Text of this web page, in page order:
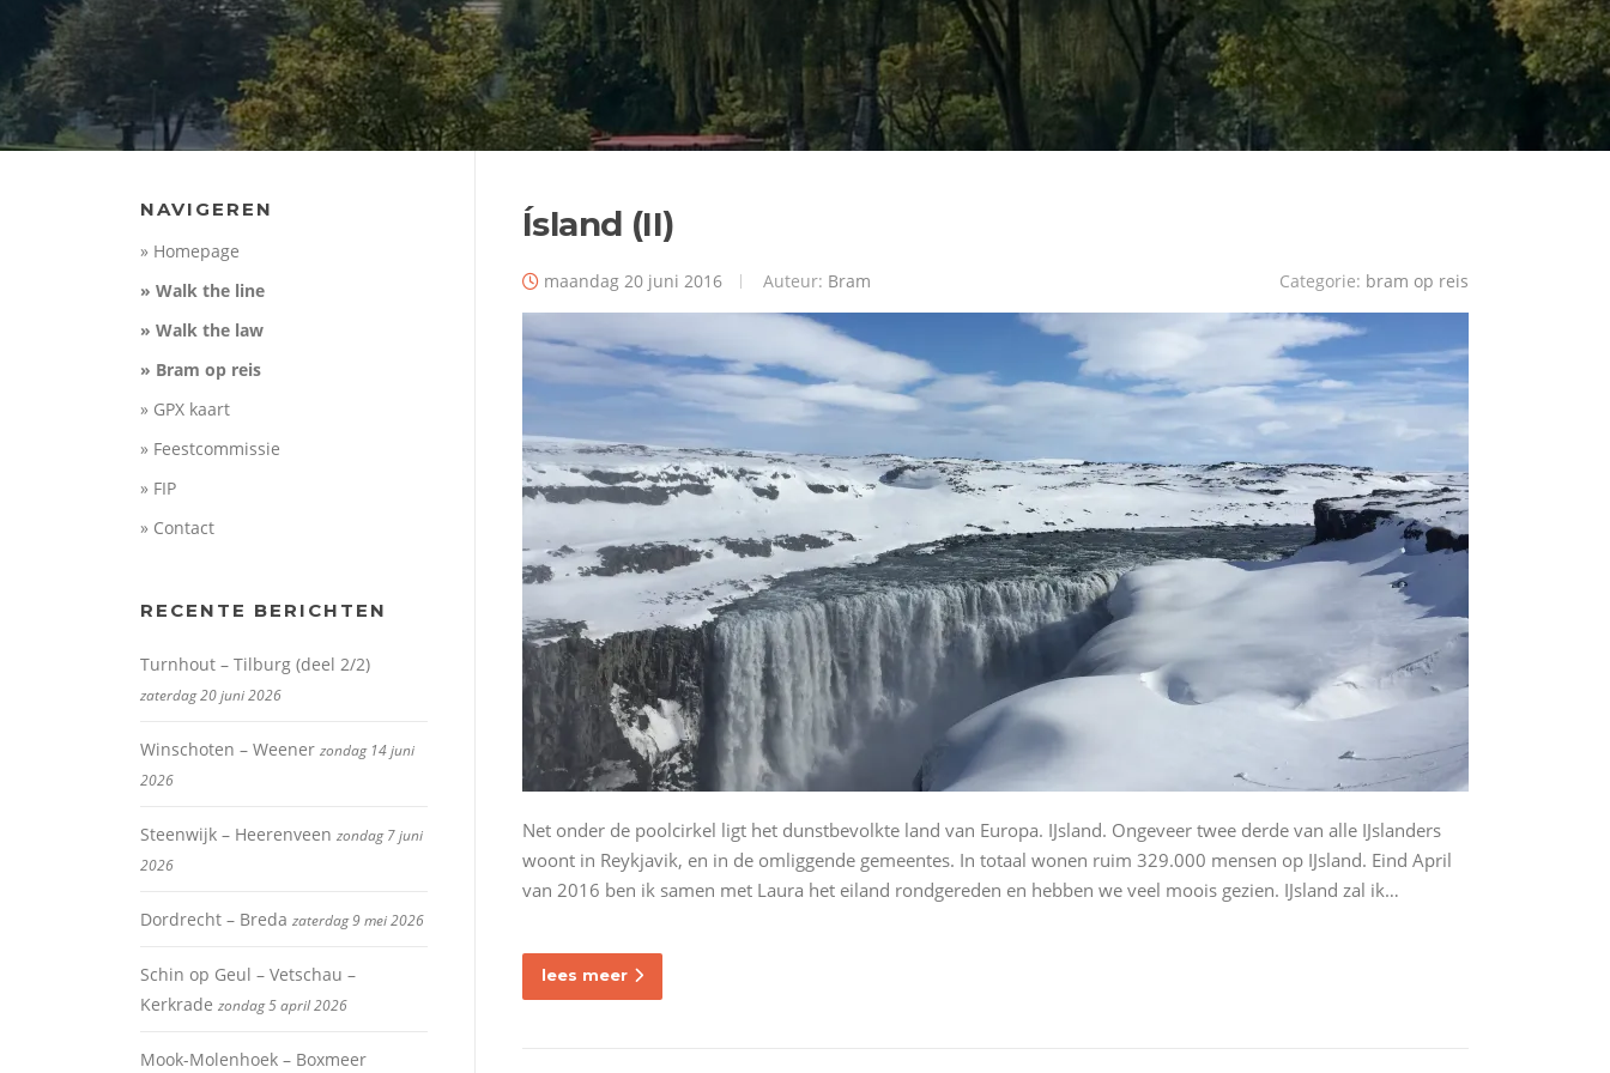
Ísland (II)
maandag 20 juni 2016 Auteur: Bram Categorie: bram op reis
Net onder de poolcirkel ligt het dunstbevolkte land van Europa. IJsland. Ongeveer twee derde van alle IJslanders
woont in Reykjavik, en in de omliggende gemeentes. In totaal wonen ruim 329.000 mensen op IJsland. Eind April
van 2016 ben ik samen met Laura het eiland rondgereden en hebben we veel moois gezien. IJsland zal ik…
lees meer
NAVIGEREN
» Homepage
» Walk the line
» Walk the law
» Bram op reis
» GPX kaart
» Feestcommissie
» FIP
» Contact
RECENTE BERICHTEN
Turnhout – Tilburg (deel 2/2)
zaterdag 20 juni 2026
Winschoten – Weener zondag 14 juni
2026
Steenwijk – Heerenveen zondag 7 juni
2026
Dordrecht – Breda zaterdag 9 mei 2026
Schin op Geul – Vetschau –
Kerkrade zondag 5 april 2026
Mook-Molenhoek – Boxmeer